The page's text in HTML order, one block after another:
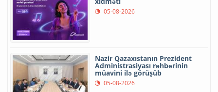
05-08-2026
Nazir Qazaxıstanın Prezident
Administrasiyası rəhbərinin
müavini ilə görüşüb
05-08-2026